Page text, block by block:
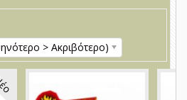
> Ακριβότερο)